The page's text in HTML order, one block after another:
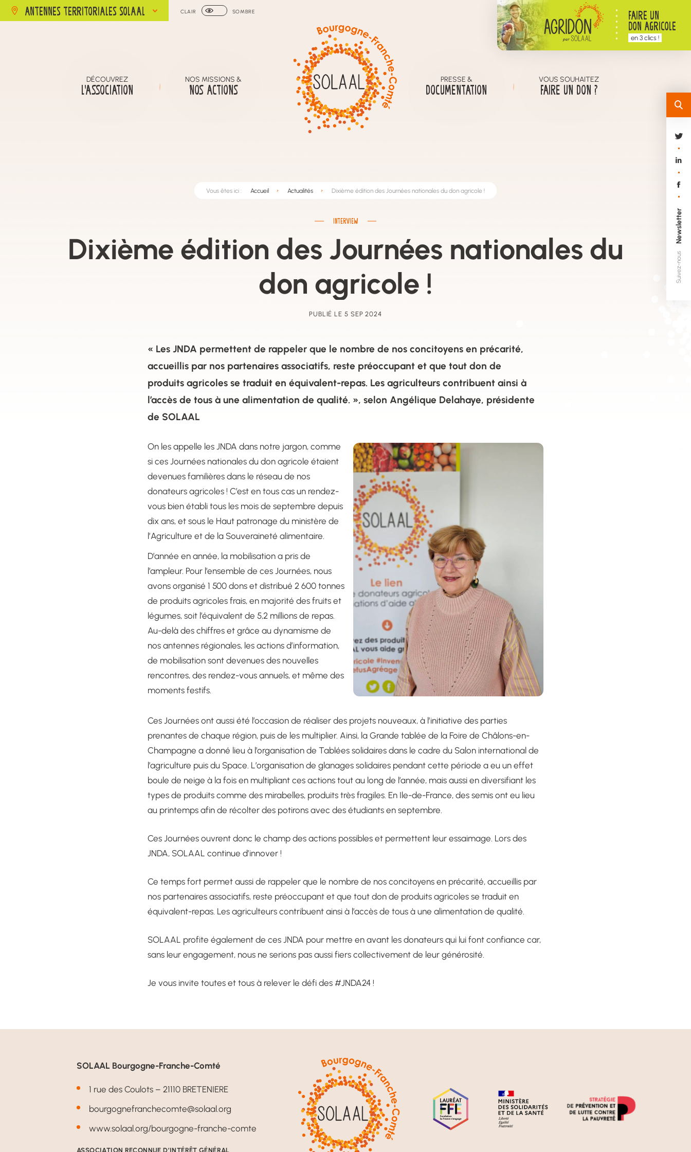
ANTENNES TERRITORIALES SOLAAL CLAIR SOMBRE FAIRE UN
DON AGRICOLE
en 3 clics !
DÉCOUVREZ
L’ASSOCIATION
NOS MISSIONS &
NOS ACTIONS
PRESSE &
DOCUMENTATION
VOUS SOUHAITEZ
FAIRE UN DON ?
Suivez-nous
Newsletter
Vous êtes ici : Accueil Actualités Dixième édition des Journées nationales du don agricole !
INTERVIEW
Dixième édition des Journées nationales du
don agricole !
PUBLIÉ LE 5 SEP 2024
« Les JNDA permettent de rappeler que le nombre de nos concitoyens en précarité,
accueillis par nos partenaires associatifs, reste préoccupant et que tout don de
produits agricoles se traduit en équivalent-repas. Les agriculteurs contribuent ainsi à
l’accès de tous à une alimentation de qualité. », selon Angélique Delahaye, présidente
de SOLAAL
On les appelle les JNDA dans notre jargon, comme
si ces Journées nationales du don agricole étaient
devenues familières dans le réseau de nos
donateurs agricoles ! C’est en tous cas un rendez-
vous bien établi tous les mois de septembre depuis
dix ans, et sous le Haut patronage du ministère de
l’Agriculture et de la Souveraineté alimentaire.
D’année en année, la mobilisation a pris de
l’ampleur. Pour l’ensemble de ces Journées, nous
avons organisé 1 500 dons et distribué 2 600 tonnes
de produits agricoles frais, en majorité des fruits et
légumes, soit l’équivalent de 5,2 millions de repas.
Au-delà des chiffres et grâce au dynamisme de
nos antennes régionales, les actions d’information,
de mobilisation sont devenues des nouvelles
rencontres, des rendez-vous annuels, et même des
moments festifs.
Ces Journées ont aussi été l’occasion de réaliser des projets nouveaux, à l’initiative des parties
prenantes de chaque région, puis de les multiplier. Ainsi, la Grande tablée de la Foire de Châlons-en-
Champagne a donné lieu à l’organisation de Tablées solidaires dans le cadre du Salon international de
l’agriculture puis du Space. L’organisation de glanages solidaires pendant cette période a eu un effet
boule de neige à la fois en multipliant ces actions tout au long de l’année, mais aussi en diversifiant les
types de produits comme des mirabelles, produits très fragiles. En Ile-de-France, des semis ont eu lieu
au printemps afin de récolter des potirons avec des étudiants en septembre.
Ces Journées ouvrent donc le champ des actions possibles et permettent leur essaimage. Lors des
JNDA, SOLAAL continue d’innover !
Ce temps fort permet aussi de rappeler que le nombre de nos concitoyens en précarité, accueillis par
nos partenaires associatifs, reste préoccupant et que tout don de produits agricoles se traduit en
équivalent-repas. Les agriculteurs contribuent ainsi à l’accès de tous à une alimentation de qualité.
SOLAAL profite également de ces JNDA pour mettre en avant les donateurs qui lui font confiance car,
sans leur engagement, nous ne serions pas aussi fiers collectivement de leur générosité.
Je vous invite toutes et tous à relever le défi des #JNDA24 !
SOLAAL Bourgogne-Franche-Comté
1 rue des Coulots – 21110 BRETENIERE
bourgognefranchecomte@solaal.org
www.solaal.org/bourgogne-franche-comte
ASSOCIATION RECONNUE D’INTÉRÊT GÉNÉRAL